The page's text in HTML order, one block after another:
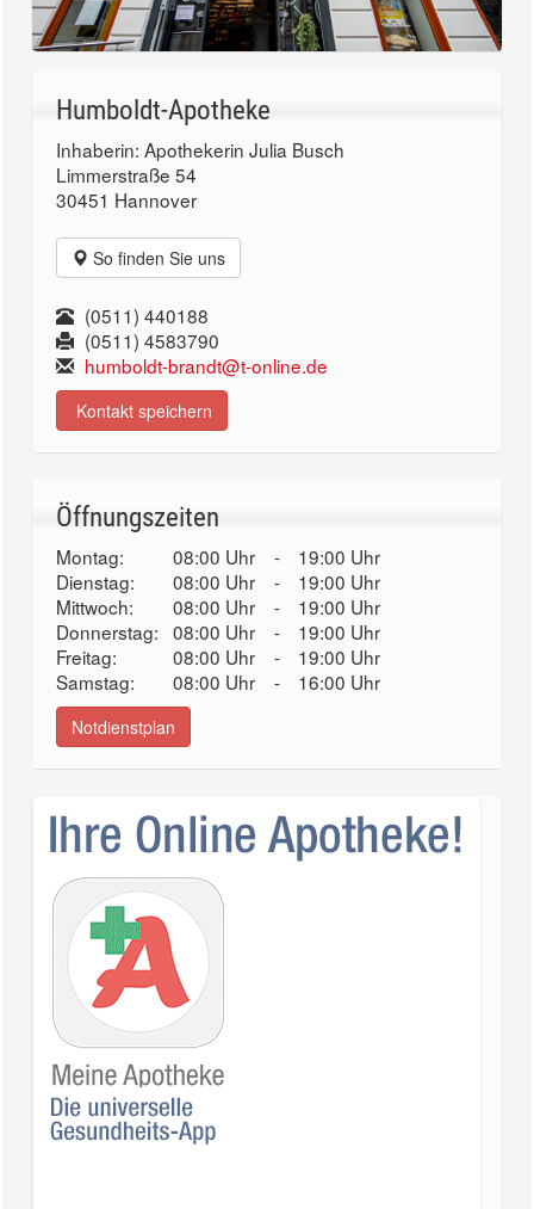
Humboldt-Apotheke
Inhaberin: Apothekerin Julia Busch
Limmerstraße 54
30451 Hannover
So finden Sie uns
(0511) 440188
(0511) 4583790
humboldt-brandt@t-online.de
Kontakt speichern
Öffnungszeiten
Montag: 08:00 Uhr -
19:00 Uhr
Dienstag:
08:00 Uhr -
19:00 Uhr
Mittwoch:
08:00 Uhr -
19:00 Uhr
Donnerstag: 08:00 Uhr -
19:00 Uhr
Freitag:
08:00 Uhr -
19:00 Uhr
Samstag:
08:00 Uhr - 16:00 Uhr
Notdienstplan